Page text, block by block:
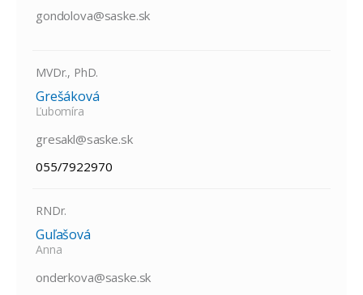
gondolova@saske.sk
MVDr., PhD.
Grešáková
Ľubomíra
gresakl@saske.sk
055/7922970
RNDr.
Guľašová
Anna
onderkova@saske.sk